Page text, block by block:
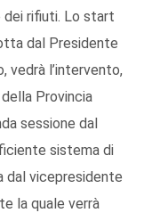
rifiuti. Lo start
dal Presidente
vedrà l’intervento,
Provincia
sessione dal
sistema di
dal vicepresidente
la quale verrà